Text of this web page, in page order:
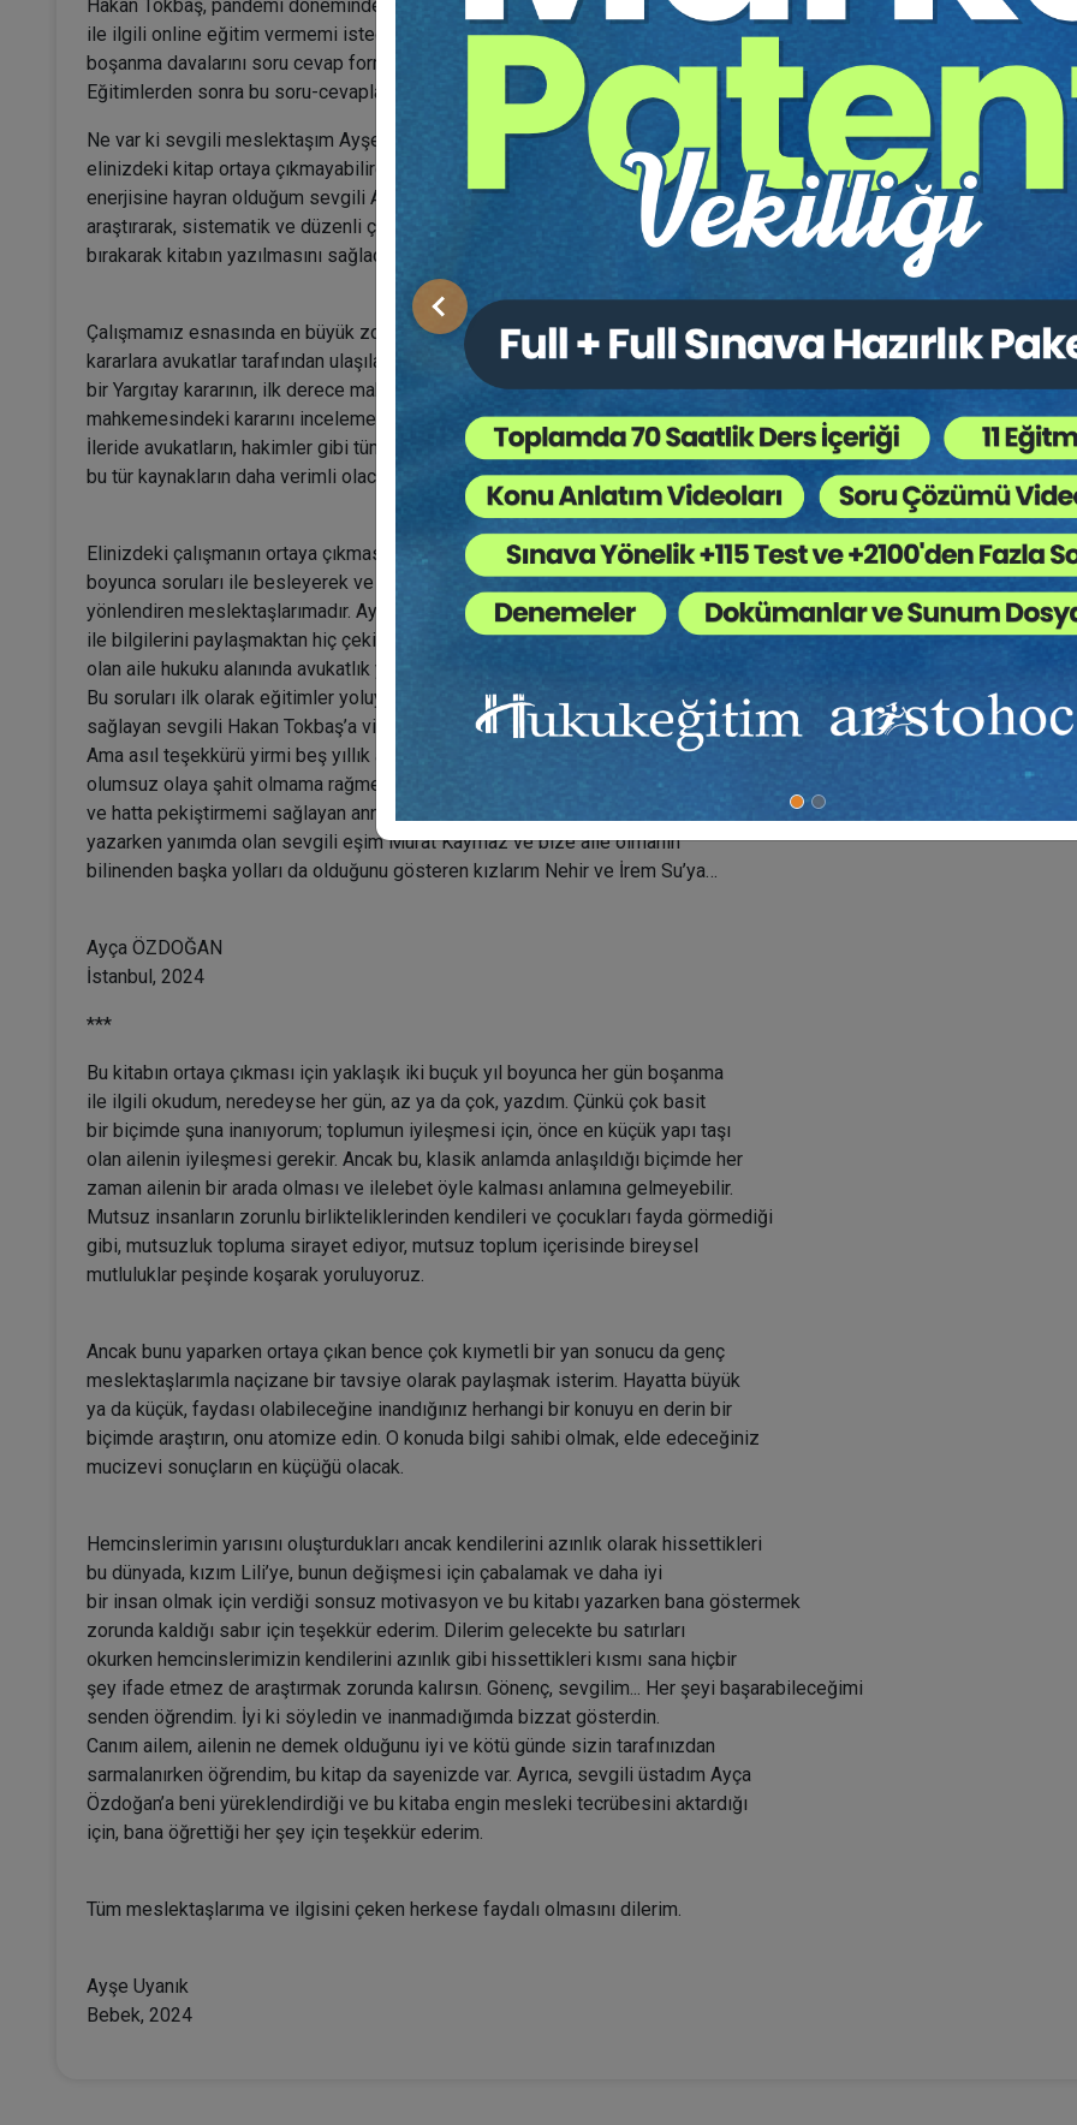
Önceki
Hakan Tokbaş, pandemi döneminde Hukuk Eğitim sitesinde boşanma davaları
ile ilgili online eğitim vermemi istediğinde, meslektaşların sorduğu bu sorulardan,
boşanma davalarını soru cevap formatı ile anlatan bir eğitim modülü hazırlamıştım.
Eğitimlerden sonra bu soru-cevapları geliştirerek kitap haline getirme isteğim daha da arttı.
Ne var ki sevgili meslektaşım Ayşe Uyanık olmasaydı
elinizdeki kitap ortaya çıkmayabilirdi. Birlikte çalıştığımız dönemde disiplin ve
enerjisine hayran olduğum sevgili Ayşe, her konuyu en ince ayrıntısına kadar
araştırarak, sistematik ve düzenli çalışması ile beni de adeta çalışmak zorunda
bırakarak kitabın yazılmasını sağladı.
Çalışmamız esnasında en büyük zorluklar içtihatlara ulaşmakta yaşandı. Bir kısım
kararlara avukatlar tarafından ulaşılabilse de örneğin kitapta kullanmak istediğimiz
bir Yargıtay kararının, ilk derece mahkemesindeki veya bölge adliye
mahkemesindeki kararını incelemek gerektiğinde kararlara ulaşmak sorun oldu.
İleride avukatların, hakimler gibi tüm kararlara ulaşma imkanları olması halinde
bu tür kaynakların daha verimli olacağını düşünmekteyim.
Elinizdeki çalışmanın ortaya çıkmasında en büyük teşekkür payı beni uzun yıllar
boyunca soruları ile besleyerek ve tabiri caizse güncelleyerek, incelemeye ve öğrenmeye
yönlendiren meslektaşlarımadır. Ayrıca aile hukuku alanında çalışıp birbirleri
ile bilgilerini paylaşmaktan hiç çekinmeyen, birbirinin kurdu değil dostu
olan aile hukuku alanında avukatlık yapan meslektaşlarıma da teşekkürü borç bilirim.
Bu soruları ilk olarak eğitimler yoluyla diğer meslektaşlarımla paylaşmamı
sağlayan sevgili Hakan Tokbaş’a vizyoner ve samimi ilgisi için çok teşekkürler.
Ama asıl teşekkürü yirmi beş yıllık aile hukuku avukatlığı deneyimimde, pek çok
olumsuz olaya şahit olmama rağmen, aile olmanın güzelliğine inancımı korumamı
ve hatta pekiştirmemi sağlayan annem, babam ve teyzoşum ile kendi aile hikayemi
yazarken yanımda olan sevgili eşim Murat Kaymaz ve bize aile olmanın
bilinenden başka yolları da olduğunu gösteren kızlarım Nehir ve İrem Su’ya…
Ayça ÖZDOĞAN
İstanbul, 2024
***
Bu kitabın ortaya çıkması için yaklaşık iki buçuk yıl boyunca her gün boşanma
ile ilgili okudum, neredeyse her gün, az ya da çok, yazdım. Çünkü çok basit
bir biçimde şuna inanıyorum; toplumun iyileşmesi için, önce en küçük yapı taşı
olan ailenin iyileşmesi gerekir. Ancak bu, klasik anlamda anlaşıldığı biçimde her
zaman ailenin bir arada olması ve ilelebet öyle kalması anlamına gelmeyebilir.
Mutsuz insanların zorunlu birlikteliklerinden kendileri ve çocukları fayda görmediği
gibi, mutsuzluk topluma sirayet ediyor, mutsuz toplum içerisinde bireysel
mutluluklar peşinde koşarak yoruluyoruz.
Ancak bunu yaparken ortaya çıkan bence çok kıymetli bir yan sonucu da genç
meslektaşlarımla naçizane bir tavsiye olarak paylaşmak isterim. Hayatta büyük
ya da küçük, faydası olabileceğine inandığınız herhangi bir konuyu en derin bir
biçimde araştırın, onu atomize edin. O konuda bilgi sahibi olmak, elde edeceğiniz
mucizevi sonuçların en küçüğü olacak.
Hemcinslerimin yarısını oluşturdukları ancak kendilerini azınlık olarak hissettikleri
bu dünyada, kızım Lili’ye, bunun değişmesi için çabalamak ve daha iyi
bir insan olmak için verdiği sonsuz motivasyon ve bu kitabı yazarken bana göstermek
zorunda kaldığı sabır için teşekkür ederim. Dilerim gelecekte bu satırları
okurken hemcinslerimizin kendilerini azınlık gibi hissettikleri kısmı sana hiçbir
şey ifade etmez de araştırmak zorunda kalırsın. Gönenç, sevgilim... Her şeyi başarabileceğimi
senden öğrendim. İyi ki söyledin ve inanmadığımda bizzat gösterdin.
Canım ailem, ailenin ne demek olduğunu iyi ve kötü günde sizin tarafınızdan
sarmalanırken öğrendim, bu kitap da sayenizde var. Ayrıca, sevgili üstadım Ayça
Özdoğan’a beni yüreklendirdiği ve bu kitaba engin mesleki tecrübesini aktardığı
için, bana öğrettiği her şey için teşekkür ederim.
Tüm meslektaşlarıma ve ilgisini çeken herkese faydalı olmasını dilerim.
Ayşe Uyanık
Bebek, 2024